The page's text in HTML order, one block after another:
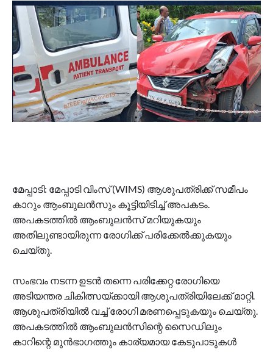
മേപ്പാടി: മേപ്പാടി വിംസ് (WIMS) ആശുപത്രിക്ക് സമീപം
കാറും ആംബുലൻസും കൂട്ടിയിടിച്ച് അപകടം.
അപകടത്തിൽ ആംബുലൻസ് മറിയുകയും
അതിലുണ്ടായിരുന്ന രോഗിക്ക് പരിക്കേൽക്കുകയും
ചെയ്തു.
സംഭവം നടന്ന ഉടൻ തന്നെ പരിക്കേറ്റ രോഗിയെ
അടിയന്തര ചികിത്സയ്ക്കായി ആശുപത്രിയിലേക്ക് മാറ്റി.
ആശുപത്രിയിൽ വച്ച് രോഗി മരണപ്പെടുകയും ചെയ്തു.
അപകടത്തിൽ ആംബുലൻസിന്റെ സൈഡിലും
കാറിന്റെ മുൻഭാഗത്തും കാര്യമായ കേടുപാടുകൾ